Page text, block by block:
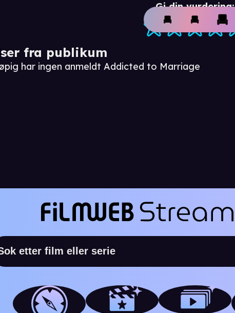
Gi din vurdering:
fra publikum
har ingen anmeldt Addicted to Marriage